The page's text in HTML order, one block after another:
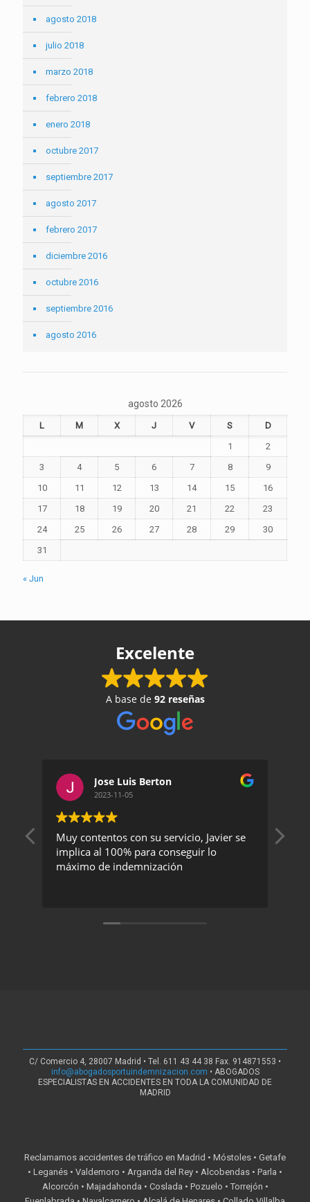
agosto 2018
julio 2018
marzo 2018
febrero 2018
enero 2018
octubre 2017
septiembre 2017
agosto 2017
febrero 2017
diciembre 2016
octubre 2016
septiembre 2016
agosto 2016
agosto 2026
L M X J V S
D
1
2
3
4 5 6 7 8
9
10
11 12 13 14 15
16
17
18 19 20 21 22
23
24
25 26 27 28 29
30
31
« Jun
Excelente
A base de 92 reseñas
Jose Luis Berton
2023-11-05
Muy contentos con su servicio, Javier se
implica al 100% para conseguir lo
máximo de indemnización
C/ Comercio 4, 28007 Madrid • Tel. 611 43 44 38 Fax. 914871553 •
info@abogadosportuindemnizacion.com • ABOGADOS
ESPECIALISTAS EN ACCIDENTES EN TODA LA COMUNIDAD DE
MADRID
Reclamamos accidentes de tráfico en Madrid • Móstoles • Getafe
• Leganés • Valdemoro • Arganda del Rey • Alcobendas • Parla •
Alcorcón • Majadahonda • Coslada • Pozuelo • Torrejón •